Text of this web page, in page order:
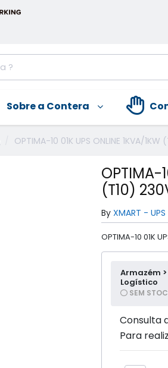
Sobre a Contera
OPTIMA-10 01K UPS ONLINE 1KVA/
OPTIMA-
(T10)
By XMART - UPS
OPTIMA-10 01K
Armazém
Logístico
SEM
Consulta
Para